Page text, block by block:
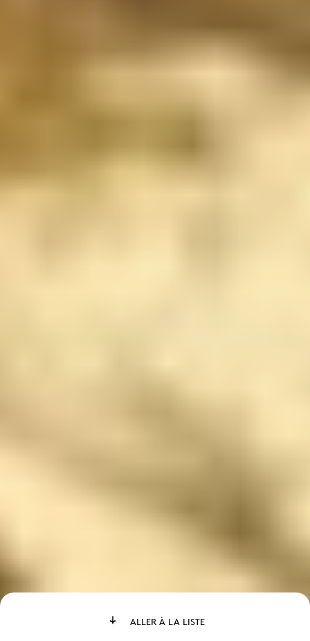
ALLER À LA LISTE